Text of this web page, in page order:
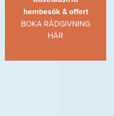
hembesök & offert
BOKA RÅDGIVNING
HÄR